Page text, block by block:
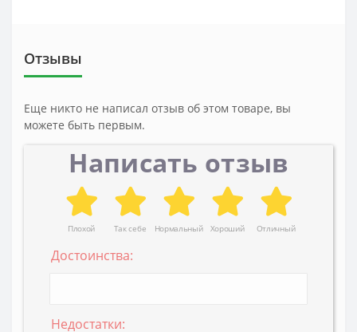
Отзывы
Еще никто не написал отзыв об этом товаре, вы
можете быть первым.
Написать отзыв
Плохой Так себе Нормальный Хороший Отличный
Достоинства:
Недостатки: